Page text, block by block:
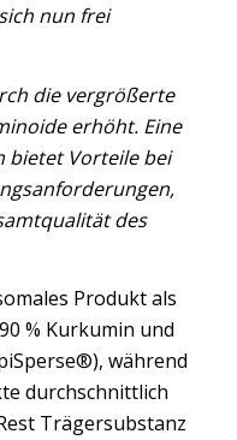
nun frei
die vergrößerte
erhöht. Eine
bietet Vorteile bei
des
Produkt als
% Kurkumin und
während
durchschnittlich
Trägersubstanz